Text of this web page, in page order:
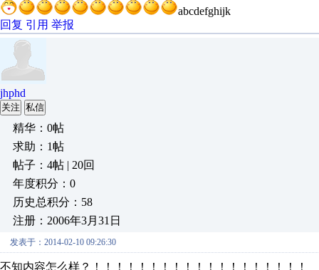
abcdefghijk
回复 引用 举报
jhphd
关注 私信
精华：0帖
求助：1帖
帖子：4帖 | 20回
年度积分：0
历史总积分：58
注册：2006年3月31日
发表于：2014-02-10 09:26:30
不知内容怎么样？！！！！！！！！！！！！！！！！！！！